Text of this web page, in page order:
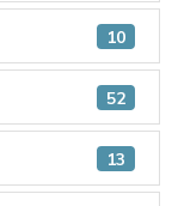
10
52
13